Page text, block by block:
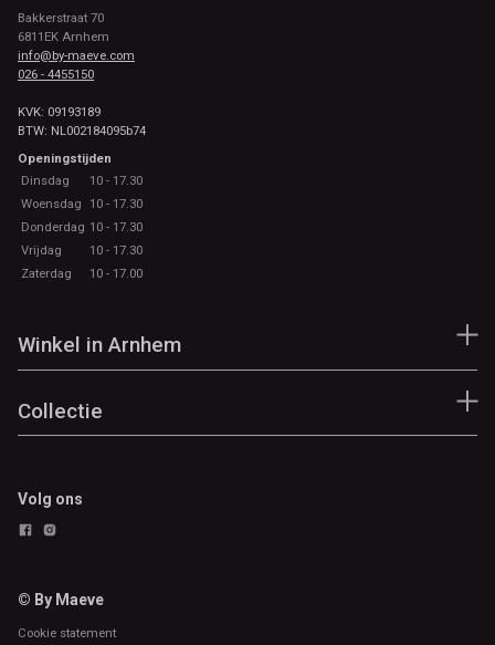
Bakkerstraat 70
6811EK Arnhem
info@by-maeve.com
026 - 4455150
KVK: 09193189
BTW: NL002184095b74
Openingstijden
Dinsdag
10 - 17.30
Woensdag
10 - 17.30
Donderdag 10 - 17.30
Vrijdag
10 - 17.30
Zaterdag
10 - 17.00
Winkel in Arnhem
Collectie
Volg ons
© By Maeve
Cookie statement